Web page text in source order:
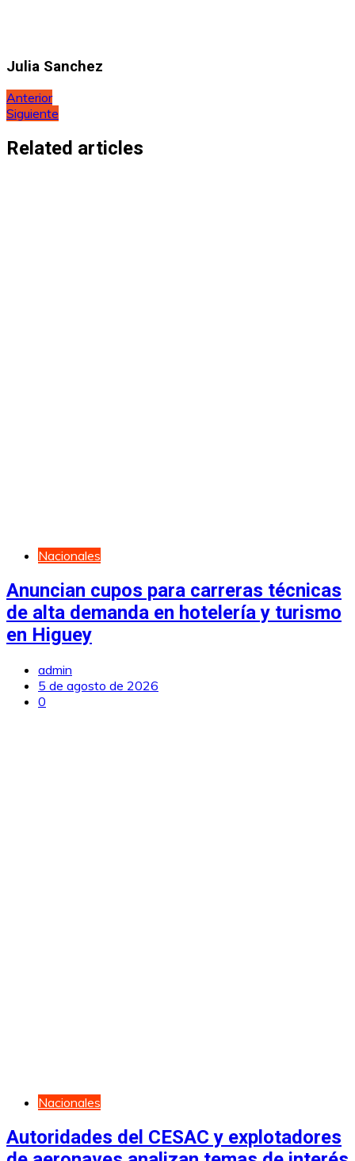
Julia Sanchez
Navegación
de
entradas
Anterior
Siguiente
Related articles
Nacionales
Anuncian cupos para carreras técnicas
de alta demanda en hotelería y turismo
en Higuey
admin
5 de agosto de 2026
0
Nacionales
Autoridades del CESAC y explotadores